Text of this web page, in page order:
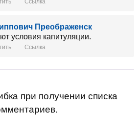
Ссылка
Преображенск
условия капитуляции.
Ссылка
при получении списка